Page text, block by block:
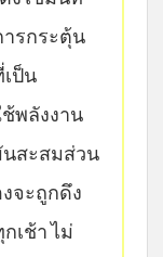
รกระตุ้น
ป็น
พลังงาน
นสะสมส่วน
จะถูกดึง
เช้า ไม่